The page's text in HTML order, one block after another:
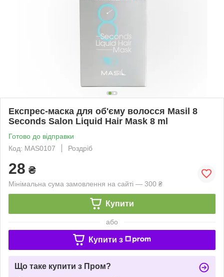
Експрес-маска для об'єму волосся Masil 8
Seconds Salon Liquid Hair Mask 8 ml
Готово до відправки
Код: MAS0107
Роздріб
28 ₴
Мінімальна сума замовлення на сайті — 300 ₴
Купити
або
Купити з
Що таке купити з Пром?